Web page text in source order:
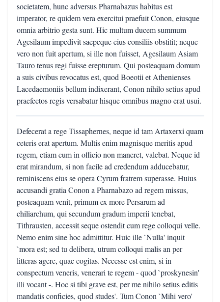
societatem, hunc adversus Pharnabazus habitus est
imperator, re quidem vera exercitui praefuit Conon, eiusque
omnia arbitrio gesta sunt. Hic multum ducem summum
Agesilaum impedivit saepeque eius consiliis obstitit; neque
vero non fuit apertum, si ille non fuisset, Agesilaum Asiam
Tauro tenus regi fuisse erepturum. Qui posteaquam domum
a suis civibus revocatus est, quod Boeotii et Athenienses
Lacedaemoniis bellum indixerant, Conon nihilo setius apud
praefectos regis versabatur hisque omnibus magno erat usui.
Defecerat a rege Tissaphernes, neque id tam Artaxerxi quam
ceteris erat apertum. Multis enim magnisque meritis apud
regem, etiam cum in officio non maneret, valebat. Neque id
erat mirandum, si non facile ad credendum adducebatur,
reminiscens eius se opera Cyrum fratrem superasse. Huius
accusandi gratia Conon a Pharnabazo ad regem missus,
posteaquam venit, primum ex more Persarum ad
chiliarchum, qui secundum gradum imperii tenebat,
Tithrausten, accessit seque ostendit cum rege colloqui velle.
Nemo enim sine hoc admittitur. Huic ille `Nulla' inquit
`mora est; sed tu delibera, utrum colloqui malis an per
litteras agere, quae cogitas. Necesse est enim, si in
conspectum veneris, venerari te regem - quod `proskynesin'
illi vocant -. Hoc si tibi grave est, per me nihilo setius editis
mandatis conficies, quod studes'. Tum Conon `Mihi vero'